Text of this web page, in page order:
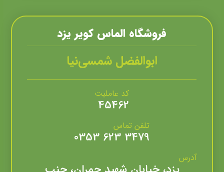
فروشگاه الماس کوير يزد
ابوالفضل شمسی‌نیا
کد عاملیت
45462
تلفن تماس
3479 623 0353
آدرس